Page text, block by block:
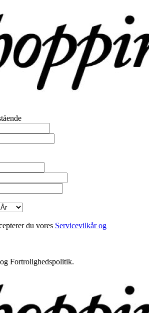
du vores Servicevilkår og
Fortrolighedspolitik.